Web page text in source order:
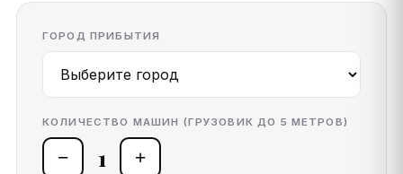
ГОРОД ПРИБЫТИЯ
КОЛИЧЕСТВО МАШИН (ГРУЗОВИК ДО 5 МЕТРОВ)
− 1 +